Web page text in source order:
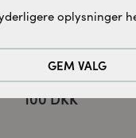
er altid aktiveret,
at forbedre vores
oplysninger
GEM VALG
WAP
Vordingborg
100 DKK